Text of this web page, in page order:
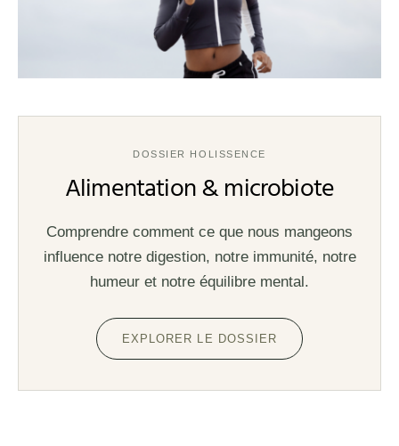
DOSSIER HOLISSENCE
Alimentation & microbiote
Comprendre comment ce que nous mangeons
influence notre digestion, notre immunité, notre
humeur et notre équilibre mental.
EXPLORER LE DOSSIER